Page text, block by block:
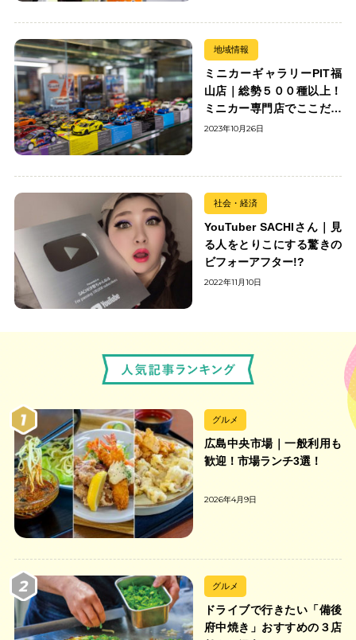
地域情報
ミニカーギャラリーPIT福
山店｜総勢５００種以上！
ミニカー専門店でここだけ
の出会いを楽しもう
2023年10月26日
社会・経済
YouTuber SACHIさん｜見
る人をとりこにする驚きの
ビフォーアフター!?
2022年11月10日
グルメ
広島中央市場｜一般利用も
歓迎！市場ランチ3選！
2026年4月9日
グルメ
ドライブで行きたい「備後
府中焼き」おすすめの３店